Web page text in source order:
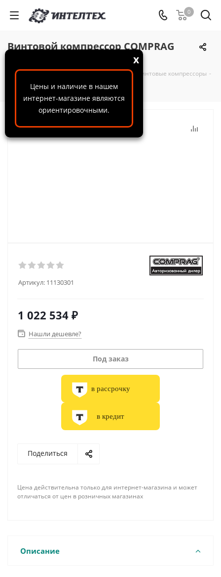
Цены и наличие в нашем
интернет-магазине являются
ориентировочными.
x
0
Винтовой компрессор COMPRAG
ООО "ИнтелТех" - Каталог - Компрессоры - Винтовые компрессоры -
Винтовой компрессор COMPRAG DACS 3S
Артикул: 11130301
1 022 534 ₽
Нашли дешевле?
Под заказ
в рассрочку
в кредит
Поделиться
Цена действительна только для интернет-магазина и может
отличаться от цен в розничных магазинах
Описание